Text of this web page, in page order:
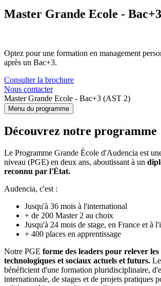
Master Grande Ecole -
Optez pour une formation en management
après un Bac+3.
Consulter la brochure
Nous contacter
Master Grande Ecole - Bac+3 (AST 2)
Menu du programme
Découvrez notre programme
Le Programme Grande École d'Audencia est
niveau (PGE) en deux ans, aboutissant à un
reconnu par l'État.
Audencia, c'est :
Jusqu'à 36 mois à l'international
+ de 200 Master 2 au choix
Jusqu'à 24 mois de stage, en France et à
+ 400 places en apprentissage
Notre PGE forme des leaders pour relever les
technologiques et sociaux actuels et futurs.
bénéficient d'une formation pluridisciplinaire,
internationale, de stages et de projets pratiques